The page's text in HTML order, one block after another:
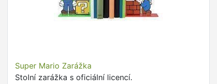
Super Mario Zarážka
Stolní zarážka s oficiální licencí.